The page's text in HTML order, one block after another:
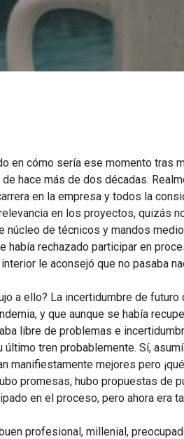
en cómo sería ese momento tras
hace más de dos décadas.
en la empresa y todos la
en los proyectos, quizás
núcleo de técnicos y mandos
había rechazado participar en
le aconsejó que no pasaba
a ello? La incertidumbre de
y que aunque se había
libre de problemas e
tren probablemente. Sí,
manifiestamente mejores pero
promesas, hubo propuestas de
en el proceso, pero ahora era
profesional, millenial,